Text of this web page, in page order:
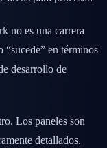
no es una carrera
“sucede” en términos
desarrollo de
Los paneles son
detallados.